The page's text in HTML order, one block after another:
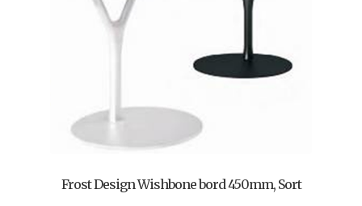
Frost Design Wishbone bord 450mm, Sort